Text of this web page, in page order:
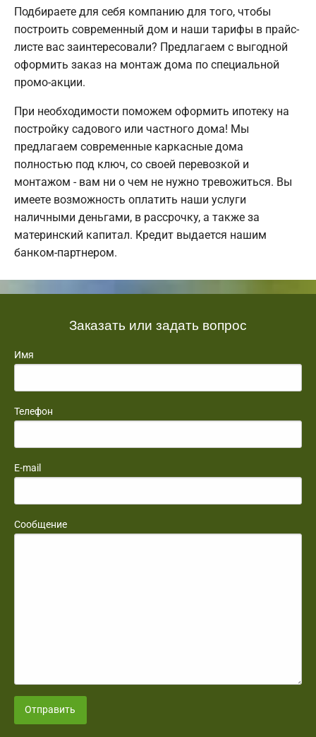
Подбираете для себя компанию для того, чтобы
построить современный дом и наши тарифы в прайс-
листе вас заинтересовали? Предлагаем с выгодной
оформить заказ на монтаж дома по специальной
промо-акции.
При необходимости поможем оформить ипотеку на
постройку садового или частного дома! Мы
предлагаем современные каркасные дома
полностью под ключ, со своей перевозкой и
монтажом - вам ни о чем не нужно тревожиться. Вы
имеете возможность оплатить наши услуги
наличными деньгами, в рассрочку, а также за
материнский капитал. Кредит выдается нашим
банком-партнером.
Заказать или задать вопрос
Имя
Телефон
E-mail
Сообщение
Отправить